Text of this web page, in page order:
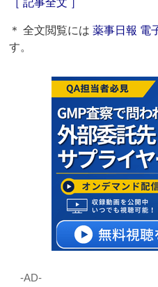
［ 記事全文 ］
＊ 全文閲覧には薬事日報 電
す。
‐AD‐